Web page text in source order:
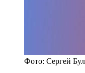
Фото: Сергей